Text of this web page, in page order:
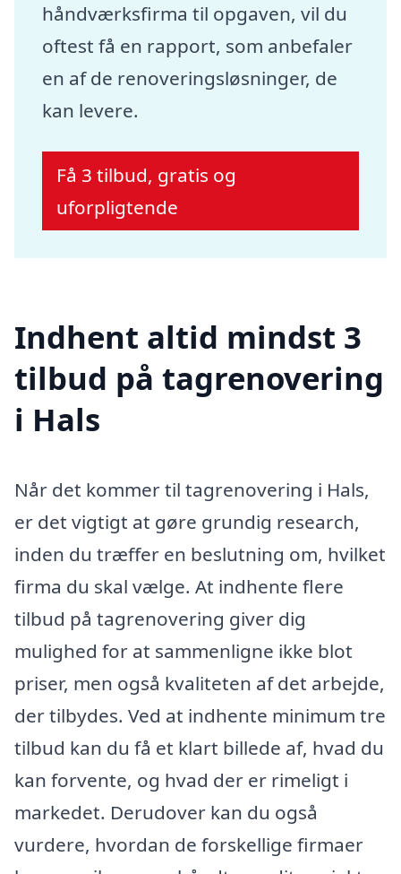
håndværksfirma til opgaven, vil du
oftest få en rapport, som anbefaler
en af de renoveringsløsninger, de
kan levere.
Få 3 tilbud, gratis og
uforpligtende
Indhent altid mindst 3
tilbud på tagrenovering
i Hals
Når det kommer til tagrenovering i Hals,
er det vigtigt at gøre grundig research,
inden du træffer en beslutning om, hvilket
firma du skal vælge. At indhente flere
tilbud på tagrenovering giver dig
mulighed for at sammenligne ikke blot
priser, men også kvaliteten af det arbejde,
der tilbydes. Ved at indhente minimum tre
tilbud kan du få et klart billede af, hvad du
kan forvente, og hvad der er rimeligt i
markedet. Derudover kan du også
vurdere, hvordan de forskellige firmaer